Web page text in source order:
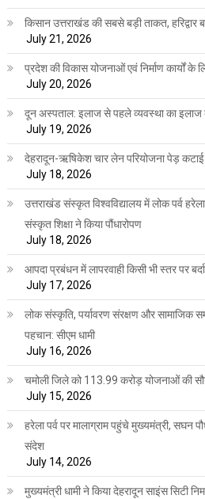
किसान उत्तराखंड की सबसे बड़ी ताकत, हरिद्वार
July 21, 2026
प्रदेश की विकास योजनाओं एवं निर्माण कार्यों के
July 20, 2026
दून अस्पताल: इलाज से पहले व्यवस्था का इलाज
July 19, 2026
देहरादून-ऋषिकेश चार लेन परियोजना पेड़ कटाई
July 18, 2026
उत्तराखंड संस्कृत विश्वविद्यालय में लोक पर्व
संस्कृत शिक्षा ने किया पौंधारोपण
July 18, 2026
आपदा प्रबंधन में लापरवाही किसी भी स्तर पर
July 17, 2026
लोक संस्कृति, पर्यावरण संरक्षण और सामाजिक
पहचान: सीएम धामी
July 16, 2026
चमोली जिले को 113.99 करोड़ योजनाओं की
July 15, 2026
हरेला पर्व पर मालाग्राम पहुंचे मुख्यमंत्री, सघन
संदेश
July 14, 2026
मुख्यमंत्री धामी ने किया देहरादून साइंस सिटी